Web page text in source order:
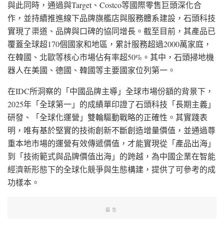
與此同時，通過與Target、Costco等國際零售巨頭深化合
作，並持續推進線下品牌旗艦店與服務體系建設，石頭科技
實現了渠道、品牌與口碑的協同增長。截至目前，其產品已
覆蓋全球超170個國家和地區，累計服務超過2000萬家庭，
在韓國、北歐等核心市場佔有率超50%。其中，石頭掃地機
器人在美國、德國、韓國等主要國家位列第一。
在IDC所洞察的「中國品牌主導」全球市場份額的背景下，
2025年「全球第一」的成績單印證了石頭科技「長期主義」
研發、「全球化運營」雙輪驅動戰略的正確性。其實踐表
明，唯有基於堅實的技術創新不斷創造增量價值，並通過尊
重本地市場的運營有效傳遞價值，才能實現從「產品出海」
到「技術範式與品牌價值出海」的跨越，為中國企業在智能
經濟新形態下的全球化競爭與生態構建，提供了可參考的成
功樣本。
廣告